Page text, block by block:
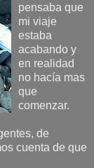
pensaba que
mi viaje
estaba
acabando y
en realidad
no hacía mas
que
comenzar.
de
cuenta de que